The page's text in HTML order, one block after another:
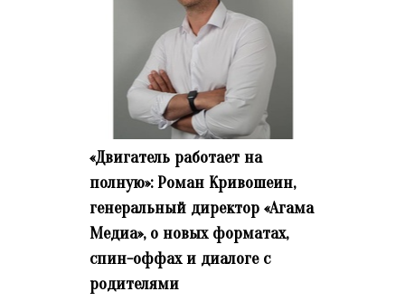
«Двигатель работает на
полную»: Роман Кривошеин,
генеральный директор «Агама
Медиа», о новых форматах,
спин-оффах и диалоге с
родителями